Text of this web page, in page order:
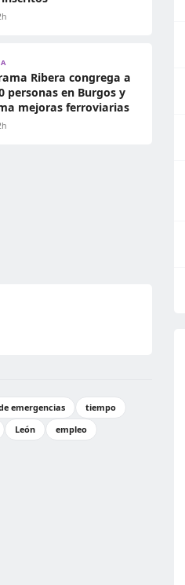
Ribera congrega a
personas en Burgos y
mejoras ferroviarias
emergencias
tiempo
León
empleo